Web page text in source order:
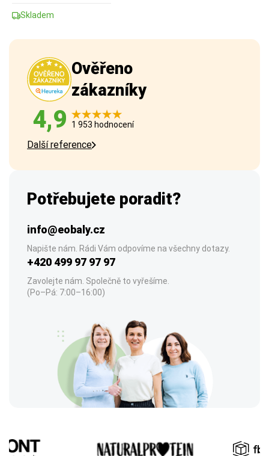
Skladem
Ověřeno
zákazníky
4,9 1 953 hodnocení
Další reference
Potřebujete poradit?
info@eobaly.cz
Napište nám. Rádi Vám odpovíme na všechny dotazy.
+420 499 97 97 97
Zavolejte nám. Společně to vyřešíme.
(Po–Pá: 7:00–16:00)